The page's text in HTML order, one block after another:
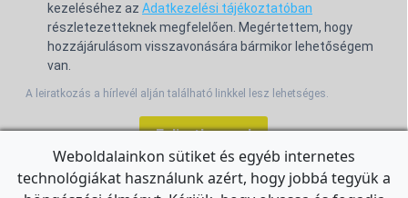
kezeléséhez az Adatkezelési tájékoztatóban
részletezetteknek megfelelően. Megértettem, hogy
hozzájárulásom visszavonására bármikor lehetőségem
van.
A leiratkozás a hírlevél alján található linkkel lesz lehetséges.
Feliratkozom!
Weboldalainkon sütiket és egyéb internetes
technológiákat használunk azért, hogy jobbá tegyük a